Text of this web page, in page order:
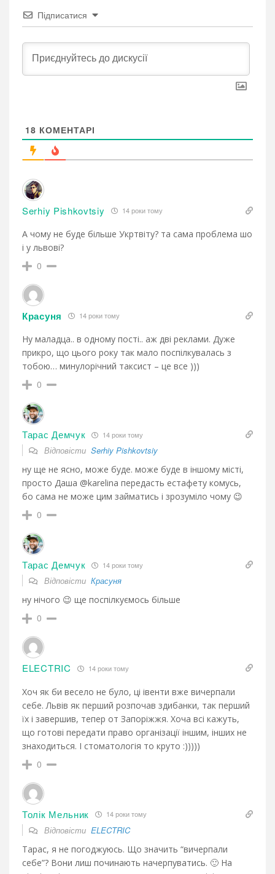
Підписатися
18 КОМЕНТАРІ
Serhiy Pishkovtsiy 14 роки тому
А чому не буде більше Укртвіту? та сама проблема шо
і у львові?
0
Красуня 14 роки тому
Ну маладца.. в одному пості.. аж дві реклами. Дуже
прикро, що цього року так мало поспілкувалась з
тобою… минулорічний таксист – це все )))
0
Тарас Демчук 14 роки тому
Відповісти Serhiy Pishkovtsiy
ну ще не ясно, може буде. може буде в іншому місті,
просто Даша @karelina передасть естафету комусь,
бо сама не може цим займатись і зрозуміло чому 😉
0
Тарас Демчук 14 роки тому
Відповісти Красуня
ну нічого 😉 ще поспілкуємось більше
0
ELECTRIC 14 роки тому
Хоч як би весело не було, ці івенти вже вичерпали
себе. Львів як перший розпочав здибанки, так перший
їх і завершив, тепер от Запоріжжя. Хоча всі кажуть,
що готові передати право організації іншим, інших не
знаходиться. І стоматологія то круто :)))))
0
Толік Мельник 14 роки тому
Відповісти ELECTRIC
Тарас, я не погоджуюсь. Що значить “вичерпали
себе”? Вони лиш починають начерпуватись. 🙂 На